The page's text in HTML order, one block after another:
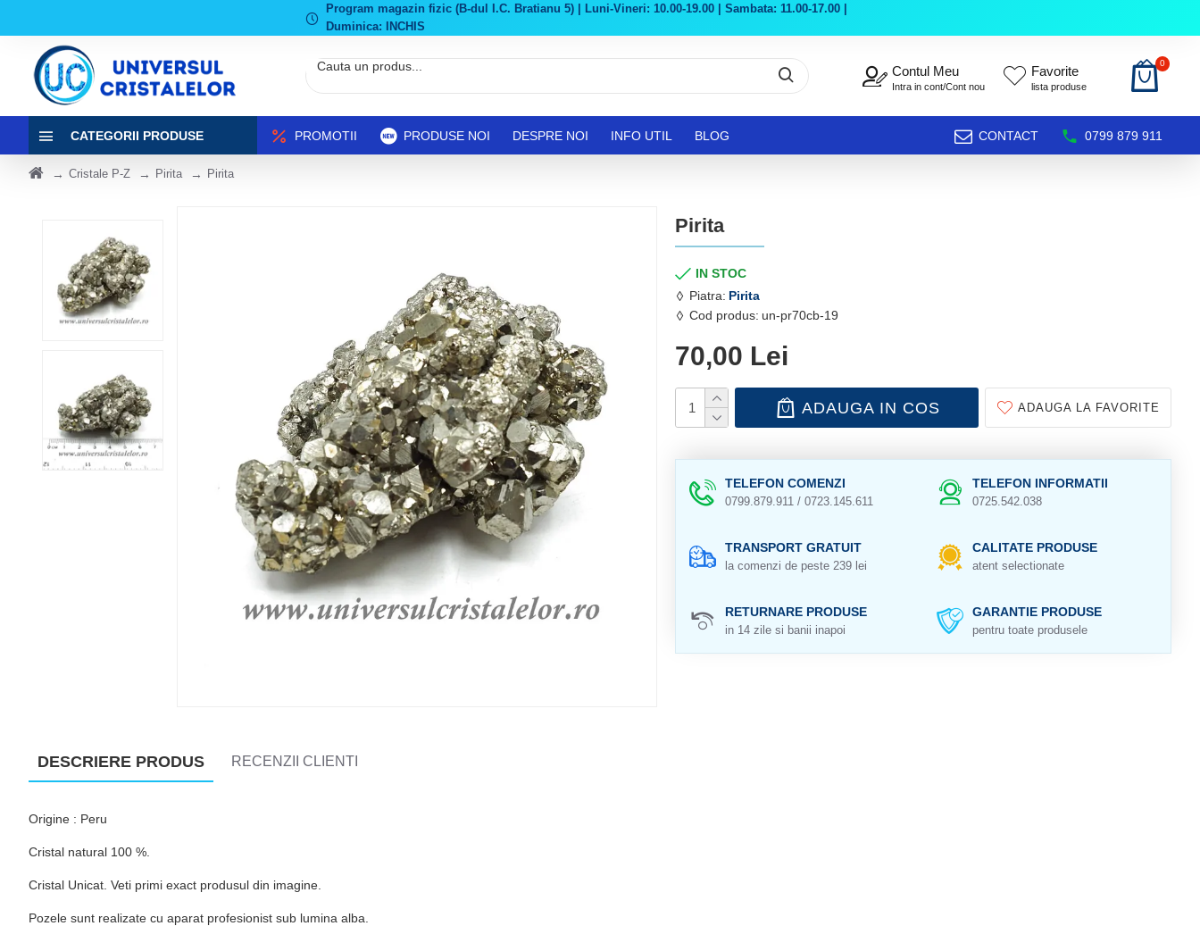
Program magazin fizic (B-dul I.C. Bratianu 5) | Luni-Vineri: 10.00-19.00 | Sambata: 11.00-17.00 |
Duminica: INCHIS
Contul Meu
Intra in cont/Cont nou
Favorite
lista produse
0
CATEGORII PRODUSE PROMOTII PRODUSE NOI DESPRE NOI INFO UTIL BLOG CONTACT 0799 879 911
Cristale P-Z Pirita Pirita
Pirita
IN STOC
Piatra: Pirita
Cod produs: un-pr70cb-19
70,00 Lei
ADAUGA IN COS ADAUGA LA FAVORITE
TELEFON COMENZI
0799.879.911 / 0723.145.611
TELEFON INFORMATII
0725.542.038
TRANSPORT GRATUIT
la comenzi de peste 239 lei
CALITATE PRODUSE
atent selectionate
RETURNARE PRODUSE
in 14 zile si banii inapoi
GARANTIE PRODUSE
pentru toate produsele
DESCRIERE PRODUS RECENZII CLIENTI
Origine : Peru
Cristal natural 100 %.
Cristal Unicat. Veti primi exact produsul din imagine.
Pozele sunt realizate cu aparat profesionist sub lumina alba.